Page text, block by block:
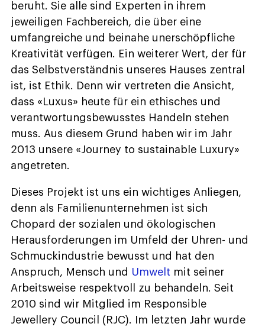
beruht. Sie alle sind Experten in ihrem
jeweiligen Fachbereich, die über eine
umfangreiche und beinahe unerschöpfliche
Kreativität verfügen. Ein weiterer Wert, der für
das Selbstverständnis unseres Hauses zentral
ist, ist Ethik. Denn wir vertreten die Ansicht,
dass «Luxus» heute für ein ethisches und
verantwortungsbewusstes Handeln stehen
muss. Aus diesem Grund haben wir im Jahr
2013 unsere «Journey to sustainable Luxury»
angetreten.
Dieses Projekt ist uns ein wichtiges Anliegen,
denn als Familienunternehmen ist sich
Chopard der sozialen und ökologischen
Herausforderungen im Umfeld der Uhren- und
Schmuckindustrie bewusst und hat den
Anspruch, Mensch und Umwelt mit seiner
Arbeitsweise respektvoll zu behandeln. Seit
2010 sind wir Mitglied im Responsible
Jewellery Council (RJC). Im letzten Jahr wurde